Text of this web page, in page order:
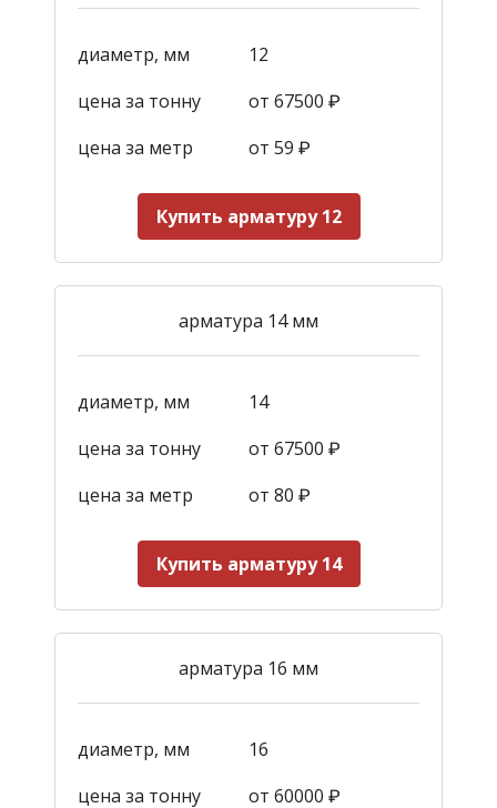
диаметр, мм
12
цена за тонну
от 67500 ₽
цена за метр
от 59 ₽
Купить арматуру 12
арматура 14 мм
диаметр, мм
14
цена за тонну
от 67500 ₽
цена за метр
от 80 ₽
Купить арматуру 14
арматура 16 мм
диаметр, мм
16
цена за тонну
от 60000 ₽